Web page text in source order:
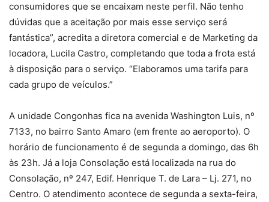
consumidores que se encaixam neste perfil. Não tenho
dúvidas que a aceitação por mais esse serviço será
fantástica”, acredita a diretora comercial e de Marketing da
locadora, Lucila Castro, completando que toda a frota está
à disposição para o serviço. “Elaboramos uma tarifa para
cada grupo de veículos.”
A unidade Congonhas fica na avenida Washington Luis, nº
7133, no bairro Santo Amaro (em frente ao aeroporto). O
horário de funcionamento é de segunda a domingo, das 6h
às 23h. Já a loja Consolação está localizada na rua do
Consolação, nº 247, Edif. Henrique T. de Lara – Lj. 271, no
Centro. O atendimento acontece de segunda a sexta-feira,